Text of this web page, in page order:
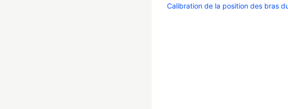
Calibration de la position des bras